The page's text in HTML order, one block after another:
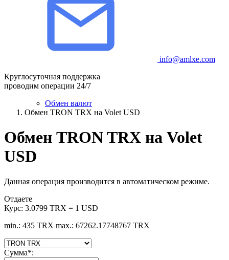
info@amlxe.com
Круглосуточная поддержка
проводим операции 24/7
Обмен валют
Обмен TRON TRX на Volet USD
Обмен TRON TRX на Volet
USD
Данная операция производится в автоматическом режиме.
Отдаете
Курс: 3.0799 TRX = 1 USD
min.: 435 TRX max.: 67262.17748767 TRX
Сумма*: